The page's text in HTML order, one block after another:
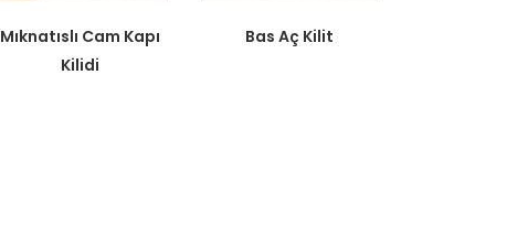
Mıknatıslı Cam Kapı
Kilidi
Bas Aç Kilit